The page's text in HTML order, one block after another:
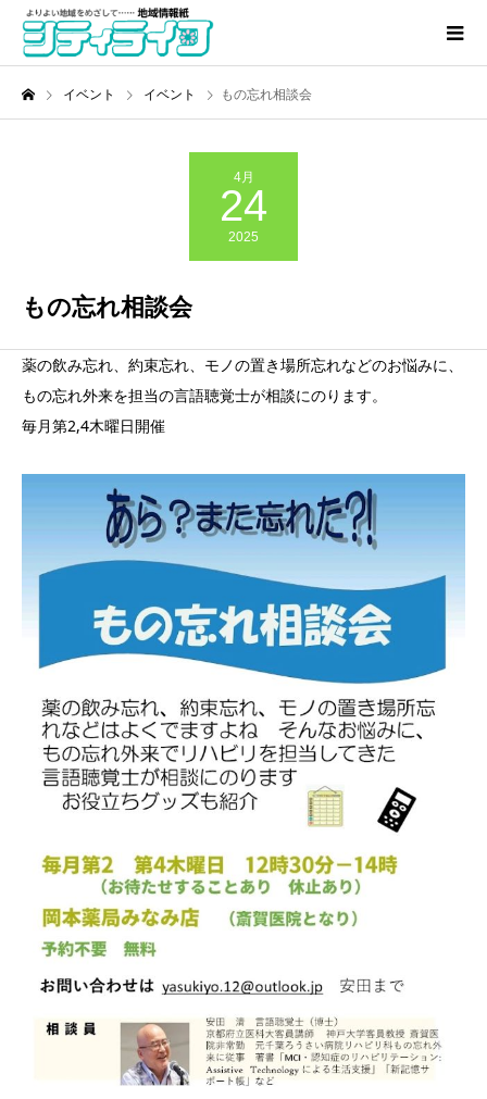
イベント イベント もの忘れ相談会
4月
24
2025
もの忘れ相談会
薬の飲み忘れ、約束忘れ、モノの置き場所忘れなどのお悩みに、
もの忘れ外来を担当の言語聴覚士が相談にのります。
毎月第2,4木曜日開催